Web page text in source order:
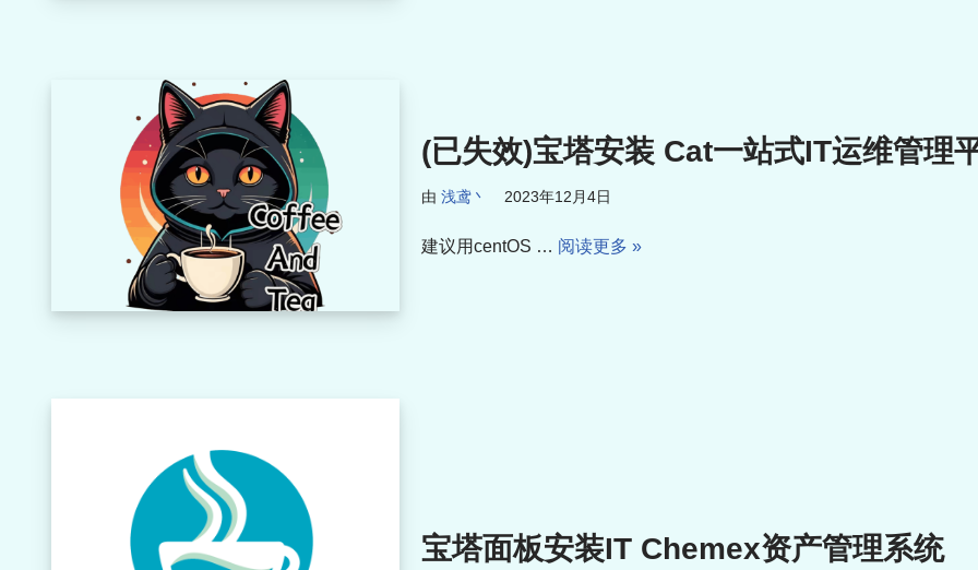
(已失效)宝塔安装 Cat一站式IT运维管理
由 浅鸢丶 2023年12月4日
建议用centOS … 阅读更多 »
宝塔面板安装IT Chemex资产管理系统